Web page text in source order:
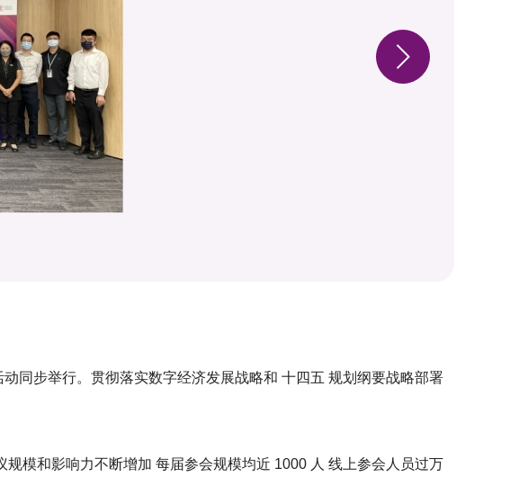
同步举行。贯彻落实数字经济发展战略和 十四五 规划纲要战略部署
模和影响力不断增加 每届参会规模均近 1000 人 线上参会人员过万